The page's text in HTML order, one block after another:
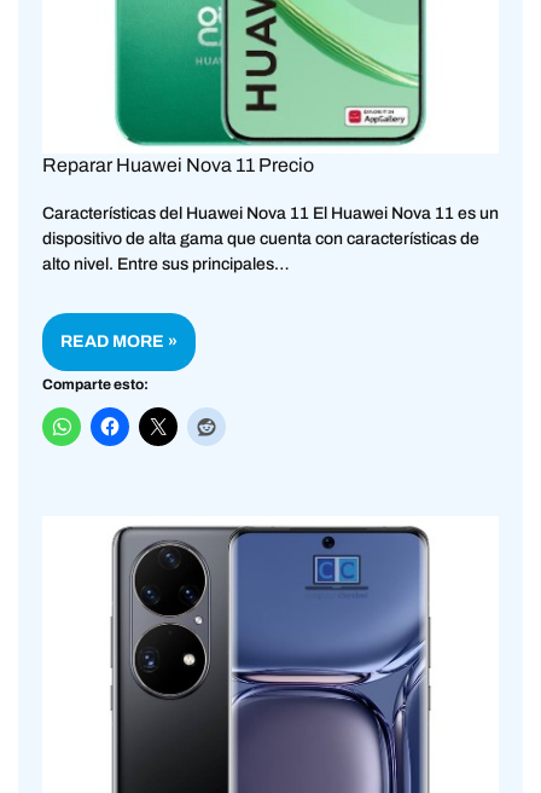
Reparar Huawei Nova 11 Precio
Características del Huawei Nova 11 El Huawei Nova 11 es un
dispositivo de alta gama que cuenta con características de
alto nivel. Entre sus principales…
READ MORE »
Comparte esto: